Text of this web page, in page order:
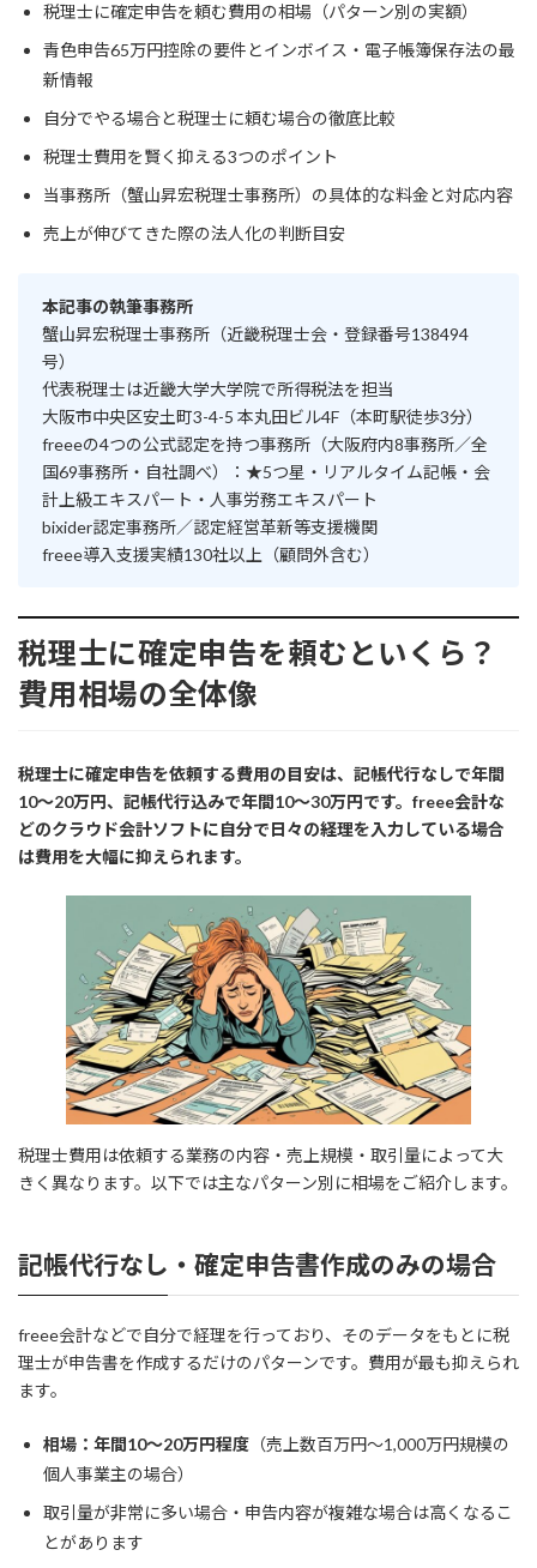
税理士に確定申告を頼む費用の相場（パターン別の実額）
青色申告65万円控除の要件とインボイス・電子帳簿保存法の最
新情報
自分でやる場合と税理士に頼む場合の徹底比較
税理士費用を賢く抑える3つのポイント
当事務所（蟹山昇宏税理士事務所）の具体的な料金と対応内容
売上が伸びてきた際の法人化の判断目安
本記事の執筆事務所
蟹山昇宏税理士事務所（近畿税理士会・登録番号138494
号）
代表税理士は近畿大学大学院で所得税法を担当
大阪市中央区安土町3-4-5 本丸田ビル4F（本町駅徒歩3分）
freeeの4つの公式認定を持つ事務所（大阪府内8事務所／全
国69事務所・自社調べ）：★5つ星・リアルタイム記帳・会
計上級エキスパート・人事労務エキスパート
bixider認定事務所／認定経営革新等支援機関
freee導入支援実績130社以上（顧問外含む）
税理士に確定申告を頼むといくら？
費用相場の全体像
税理士に確定申告を依頼する費用の目安は、記帳代行なしで年間
10〜20万円、記帳代行込みで年間10〜30万円です。freee会計な
どのクラウド会計ソフトに自分で日々の経理を入力している場合
は費用を大幅に抑えられます。
税理士費用は依頼する業務の内容・売上規模・取引量によって大
きく異なります。以下では主なパターン別に相場をご紹介します。
記帳代行なし・確定申告書作成のみの場合
freee会計などで自分で経理を行っており、そのデータをもとに税
理士が申告書を作成するだけのパターンです。費用が最も抑えられ
ます。
相場：年間10〜20万円程度 （売上数百万円〜1,000万円規模の
個人事業主の場合）
取引量が非常に多い場合・申告内容が複雑な場合は高くなるこ
とがあります